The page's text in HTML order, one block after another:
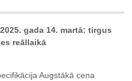
gada 14. martā: tirgus
reāllaikā
Augstākā cena